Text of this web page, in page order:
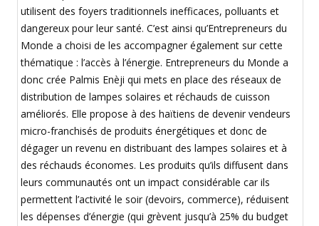
utilisent des foyers traditionnels inefficaces, polluants et
dangereux pour leur santé. C’est ainsi qu’Entrepreneurs du
Monde a choisi de les accompagner également sur cette
thématique : l’accès à l’énergie. Entrepreneurs du Monde a
donc crée Palmis Enèji qui mets en place des réseaux de
distribution de lampes solaires et réchauds de cuisson
améliorés. Elle propose à des haïtiens de devenir vendeurs
micro-franchisés de produits énergétiques et donc de
dégager un revenu en distribuant des lampes solaires et à
des réchauds économes. Les produits qu’ils diffusent dans
leurs communautés ont un impact considérable car ils
permettent l’activité le soir (devoirs, commerce), réduisent
les dépenses d’énergie (qui grèvent jusqu’à 25% du budget